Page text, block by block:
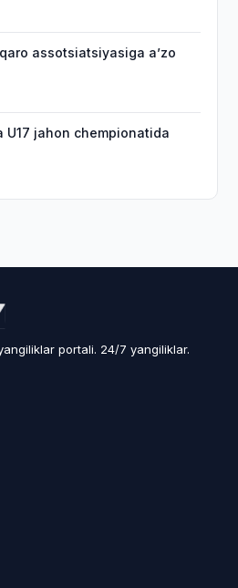
assotsiatsiyasiga aʼzo
U17 jahon chempionatida
portali. 24/7 yangiliklar.